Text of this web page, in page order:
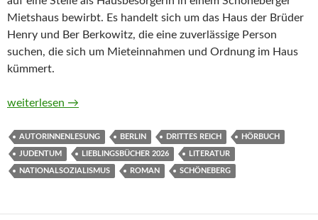
Mietshaus bewirbt. Es handelt sich um das Haus der Brüder
Henry und Ber Berkowitz, die eine zuverlässige Person
suchen, die sich um Mieteinnahmen und Ordnung im Haus
kümmert.
Stunden wie Tage von Shelly Kupferberg (Buch und Hörbuch)
weiterlesen →
AUTORINNENLESUNG BERLIN DRITTES REICH HÖRBUCH
JUDENTUM LIEBLINGSBÜCHER 2026 LITERATUR
NATIONALSOZIALISMUS ROMAN SCHÖNEBERG